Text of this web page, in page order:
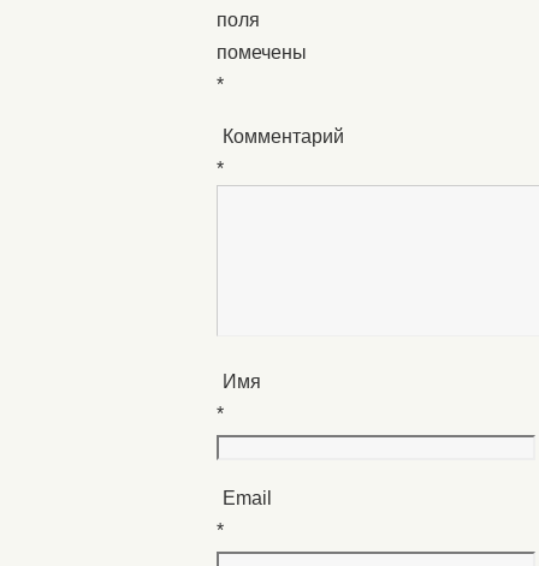
поля
помечены
*
Комментарий
*
Имя
*
Email
*